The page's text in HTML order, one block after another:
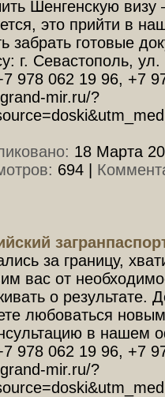
Шенгенскую
это прийти в
забрать готовые
г. Севастополь,
978 062 19 96, +7
mir.ru/?
18 Марта
694|
за границу,
вас от
о результате.
любоваться
в нашем
978 062 19 96, +7
mir.ru/?